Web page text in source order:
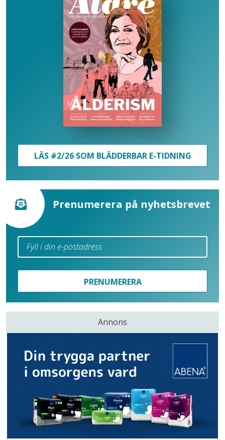
LÄS #2/26 SOM BLÄDDERBAR E-TIDNING
Prenumerera på nyhetsbrevet
PRENUMERERA
Annons